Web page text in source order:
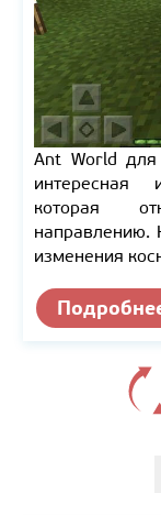
Ant World для
интересная
которая
направлению.
изменения